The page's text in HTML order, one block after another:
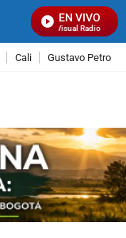
EN VIVO
Señal Visual Radio
Cali Gustavo Petro